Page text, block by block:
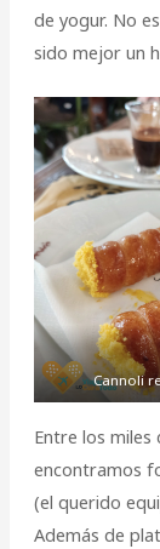
de yogur. No
sido mejor un
Cannoli
Entre los
encontramos
(el querido
Además de